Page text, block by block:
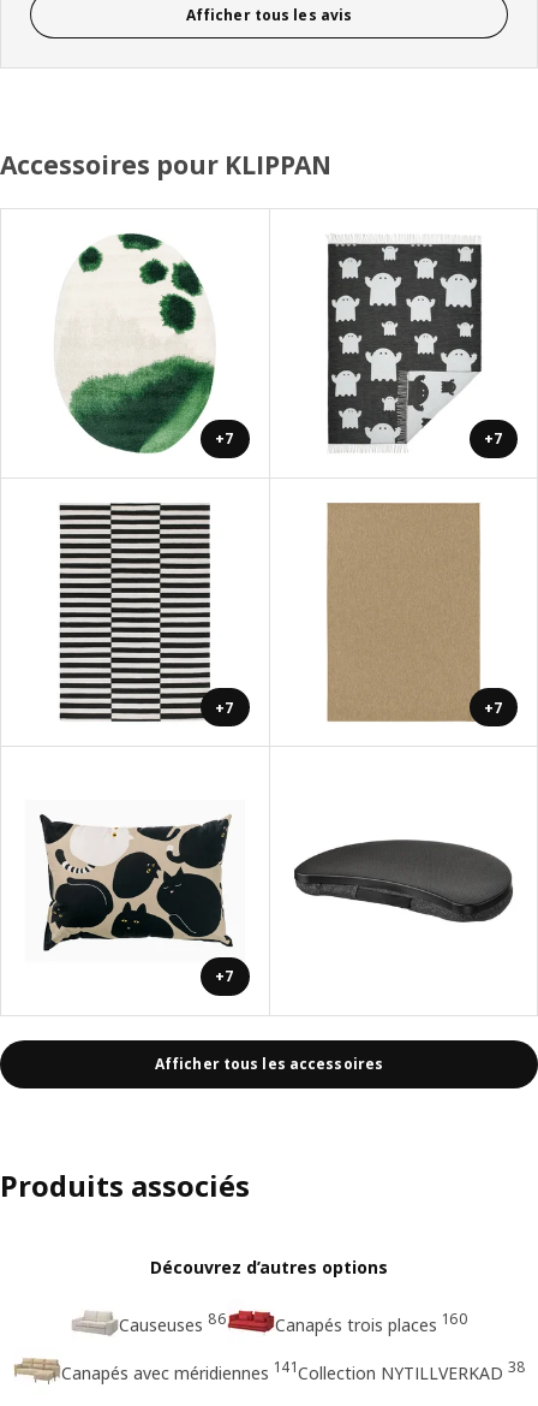
Afficher tous les avis
Accessoires pour KLIPPAN
+7 +7
+7 +7
+7
Afficher tous les accessoires
Produits associés
Découvrez d’autres options
Causeuses 86 Canapés trois places 160
Canapés avec méridiennes 141Collection NYTILLVERKAD 38